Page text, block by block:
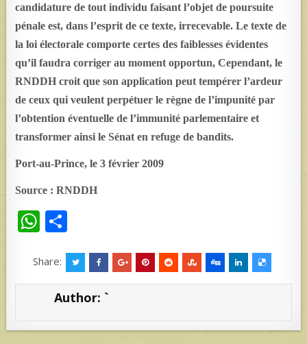
candidature de tout individu faisant l’objet de poursuite
pénale est, dans l’esprit de ce texte, irrecevable. Le texte de
la loi électorale comporte certes des faiblesses évidentes
qu’il faudra corriger au moment opportun, Cependant, le
RNDDH croit que son application peut tempérer l’ardeur
de ceux qui veulent perpétuer le règne de l’impunité par
l’obtention éventuelle de l’immunité parlementaire et
transformer ainsi le Sénat en refuge de bandits.
Port-au-Prince, le 3 février 2009
Source : RNDDH
W
at
s
p
ar
e
Share:
Author: `